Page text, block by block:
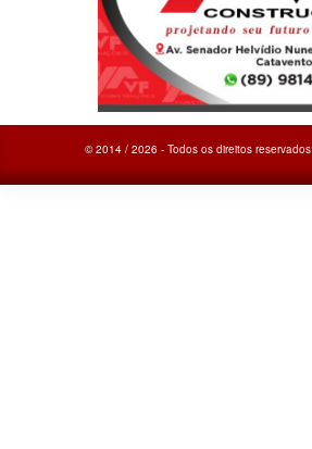
© 2014 / 2026 - Todos os direitos